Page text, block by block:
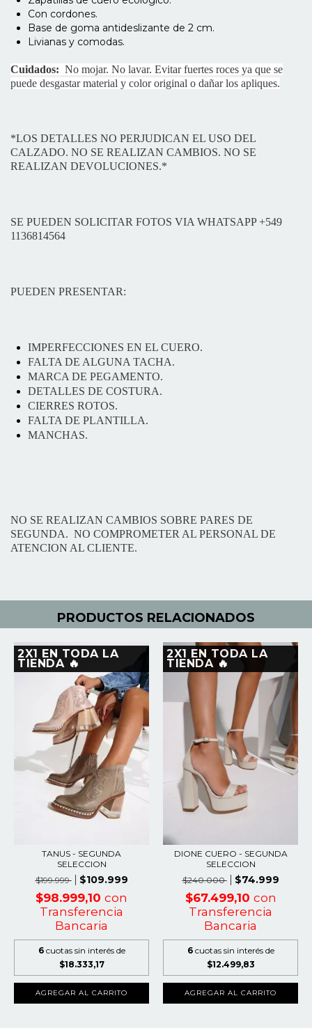
Con cordones.
Base de goma antideslizante de 2 cm.
Livianas y comodas.
Cuidados: No mojar. No lavar. Evitar fuertes roces ya que se
puede desgastar material y color original o dañar los apliques.
*LOS DETALLES NO PERJUDICAN EL USO DEL
CALZADO. NO SE REALIZAN CAMBIOS. NO SE
REALIZAN DEVOLUCIONES.*
SE PUEDEN SOLICITAR FOTOS VIA WHATSAPP +549
1136814564​
PUEDEN PRESENTAR:
IMPERFECCIONES EN EL CUERO.
FALTA DE ALGUNA TACHA.
MARCA DE PEGAMENTO.
DETALLES DE COSTURA.
CIERRES ROTOS.
FALTA DE PLANTILLA.
MANCHAS.
NO SE REALIZAN CAMBIOS SOBRE PARES DE
SEGUNDA. NO COMPROMETER AL PERSONAL DE
ATENCION AL CLIENTE.
PRODUCTOS RELACIONADOS
2X1 EN TODA LA
TIENDA 🔥
TANUS - SEGUNDA
SELECCION
$199.999
$109.999
$98.999,10 con
Transferencia
Bancaria
6 cuotas sin interés de
$18.333,17
AGREGAR AL CARRITO
2X1 EN TODA LA
TIENDA 🔥
DIONE CUERO - SEGUNDA
SELECCION
$240.000
$74.999
$67.499,10 con
Transferencia
Bancaria
6 cuotas sin interés de
$12.499,83
AGREGAR AL CARRITO